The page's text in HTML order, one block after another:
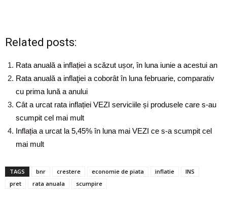
Related posts:
Rata anuală a inflației a scăzut ușor, în luna iunie a acestui an
Rata anuală a inflaţiei a coborât în luna februarie, comparativ
cu prima lună a anului
Cât a urcat rata inflației VEZI serviciile și produsele care s-au
scumpit cel mai mult
Inflația a urcat la 5,45% în luna mai VEZI ce s-a scumpit cel
mai mult
TAGS bnr crestere economie de piata inflatie
INS
pret
rata anuala scumpire